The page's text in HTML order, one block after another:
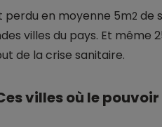
perdu en moyenne 5m2 de
villes du pays. Et même
de la crise sanitaire.
villes où le